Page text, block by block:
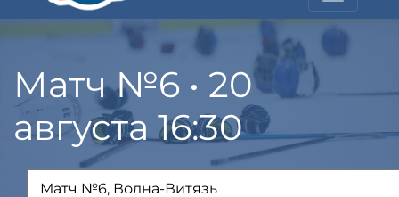
Матч №6 • 20
августа 16:30